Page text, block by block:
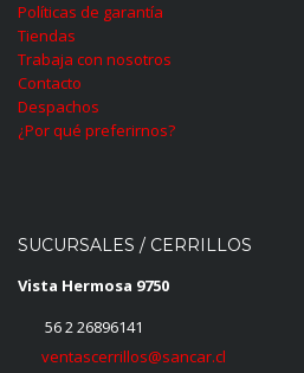
Políticas de garantía
Tiendas
Trabaja con nosotros
Contacto
Despachos
¿Por qué preferirnos?
SUCURSALES / CERRILLOS
Vista Hermosa 9750
56 2 26896141
ventascerrillos@sancar.cl